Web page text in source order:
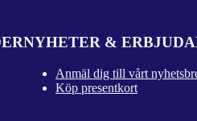
NYHETER &
Anmäl dig till vårt
Köp presentkort